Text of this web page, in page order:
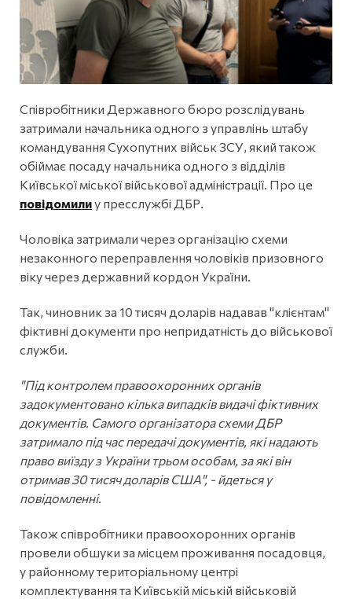
Співробітники Державного бюро розслідувань
затримали начальника одного з управлінь штабу
командування Сухопутних військ ЗСУ, який також
обіймає посаду начальника одного з відділів
Київської міської військової адміністрації. Про це
повідомилиу пресслужбі ДБР.
Чоловіка затримали через організацію схеми
незаконного переправлення чоловіків призовного
віку через державний кордон України.
Так, чиновник за 10 тисяч доларів надавав "клієнтам"
фіктивні документи про непридатність до військової
служби.
"Під контролем правоохоронних органів
задокументовано кілька випадків видачі фіктивних
документів. Самого організатора схеми ДБР
затримало під час передачі документів, які надають
право виїзду з України трьом особам, за які він
отримав 30 тисяч доларів США", - йдеться у
повідомленні.
Також співробітники правоохоронних органів
провели обшуки за місцем проживання посадовця,
у районному територіальному центрі
комплектування та Київській міській військовій